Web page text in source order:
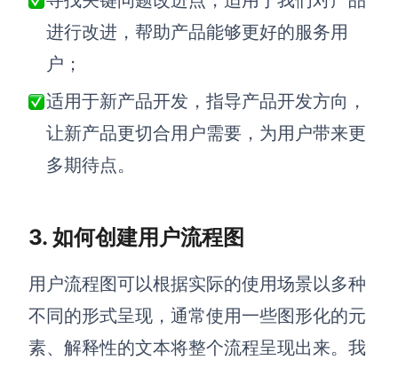
企业版申请试用
满足企业级团队协作和管理需求
帮助支持
获取详细功能指南和技术支持
知识分享社区
定价
进行改进，帮助产品能够更好的服务用
户；
适用于新产品开发，指导产品开发方向，
让新产品更切合用户需要，为用户带来更
多期待点。
3. 如何创建用户流程图
用户流程图可以根据实际的使用场景以多种
不同的形式呈现，通常使用一些图形化的元
素、解释性的文本将整个流程呈现出来。我